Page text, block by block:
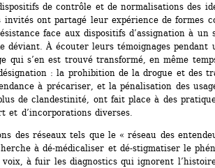
de contrôle et de normalisations des
invités ont partagé leur expérience de formes
face aux dispositifs d’assignation à un
déviant. À écouter leurs témoignages pendant
qui s’en est trouvé transformé, en même
: la prohibition de la drogue et des
à précariser, et la pénalisation des
de clandestinité, ont fait place à des
et d’incorporations diverses.
des réseaux tels que le « réseau des
à dé-médicaliser et dé-stigmatiser le
voix, à fuir les diagnostics qui ignorent